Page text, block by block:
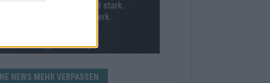
NEWS MEHR VERPASSEN